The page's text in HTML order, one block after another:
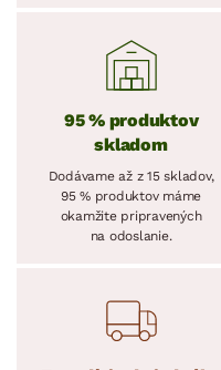
95 % produktov
skladom
Dodávame až z 15 skladov,
95 % produktov máme
okamžite pripravených
na odoslanie.